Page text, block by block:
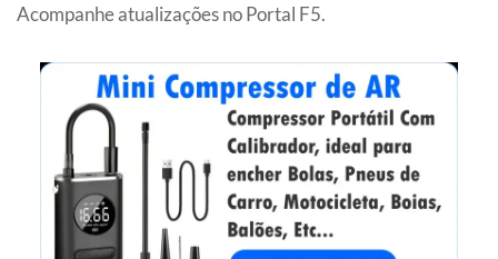
Acompanhe atualizações no Portal F5.